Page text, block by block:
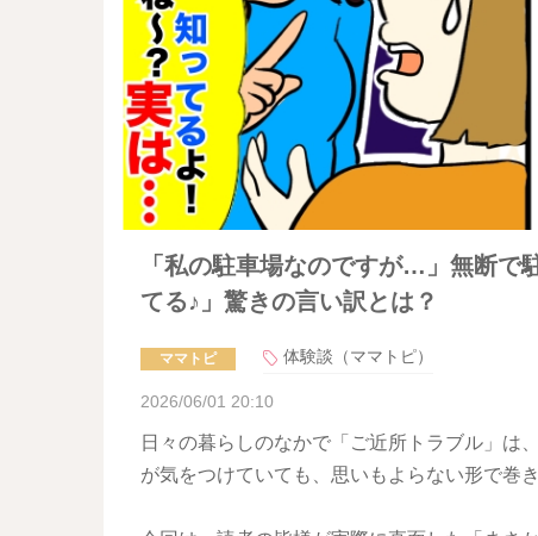
「私の駐車場なのですが…」無断
てる♪」驚きの言い訳とは？
ママトピ 体験談（ママトピ）
2026/06/01 20:10
日々の暮らしのなかで「ご近所トラブル」は
が気をつけていても、思いもよらない形で巻